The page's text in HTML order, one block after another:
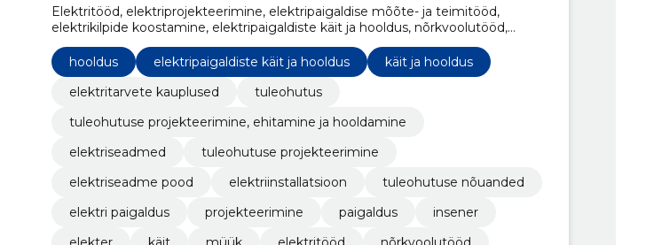
Elektritööd, elektriprojekteerimine, elektripaigaldise mõõte- ja teimitööd,
elektrikilpide koostamine, elektripaigaldiste käit ja hooldus, nõrkvoolutööd,
elektrikaupade müük
hooldus
elektripaigaldiste käit ja hooldus
käit ja hooldus
elektritarvete kauplused
tuleohutus
tuleohutuse projekteerimine, ehitamine ja hooldamine
elektriseadmed
tuleohutuse projekteerimine
elektriseadme pood
elektriinstallatsioon
tuleohutuse nõuanded
elektri paigaldus
projekteerimine paigaldus
insener